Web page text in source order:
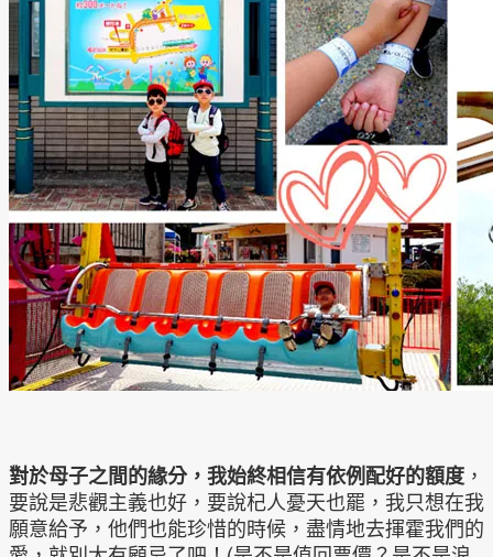
對於母子之間的緣分，我始終相信有依例配好的額度 ，
要說是悲觀主義也好，要說杞人憂天也罷，我只想在我
願意給予，他們也能珍惜的時候，盡情地去揮霍我們的